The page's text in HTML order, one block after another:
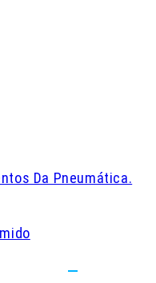
Da Pneumática.